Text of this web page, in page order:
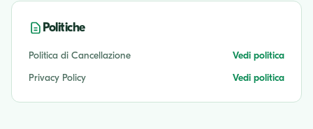
Politiche
Politica di Cancellazione
Vedi politica
Privacy Policy
Vedi politica